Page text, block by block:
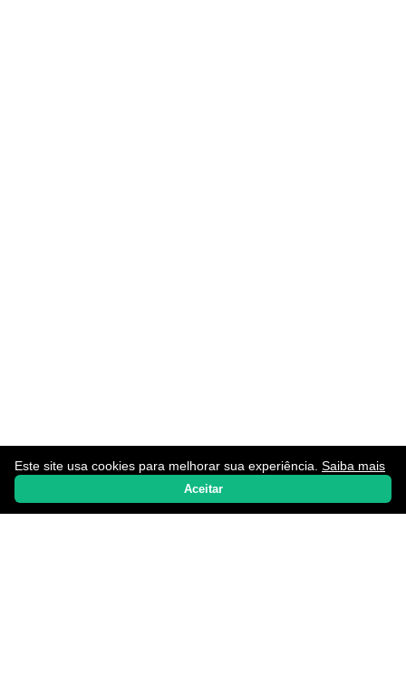
WhatsApp
Este site usa cookies para melhorar sua experiência. Saiba mais
Aceitar